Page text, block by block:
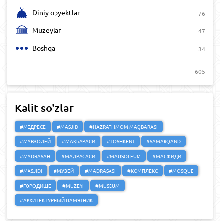
Diniy obyektlar 76
Muzeylar 47
Boshqa 34
605
Kalit so'zlar
#МЕДРЕСЕ #MASJID
#HAZRATI IMOM MAQBARASI
#МАВЗОЛЕЙ
#МАҚБАРАСИ #TOSHKENT
#SAMARQAND
#MADRASAH
#МАДРАСАСИ #MAUSOLEUM
#МАСЖИДИ
#MASJIDI
#МУЗЕЙ #MADRASASI #КОМПЛЕКС
#MOSQUE
#ГОРОДИЩЕ
#MUZEYI
#MUSEUM
#АРХИТЕКТУРНЫЙ ПАМЯТНИК